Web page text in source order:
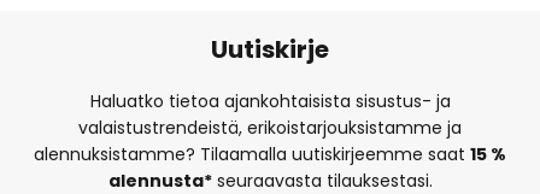
Uutiskirje
Haluatko tietoa ajankohtaisista sisustus- ja
valaistustrendeistä, erikoistarjouksistamme ja
alennuksistamme? Tilaamalla uutiskirjeemme saat 15 %
alennusta*seuraavasta tilauksestasi.